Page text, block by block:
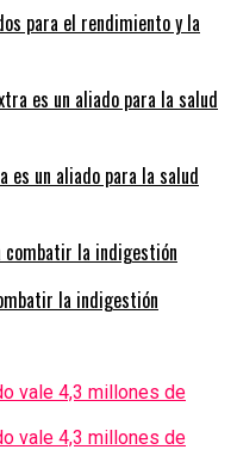
para el rendimiento y la
es un aliado para la salud
la indigestión